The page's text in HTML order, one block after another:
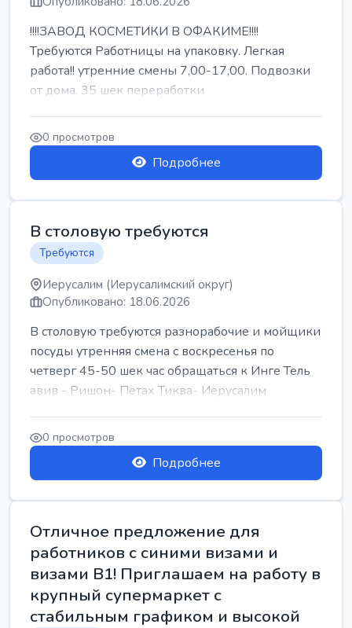
!!!!ЗАВОД КОСМЕТИКИ В ОФАКИМЕ!!!!
Требуются Работницы на упаковку. Легкая
работа!! утренние смены 7,00-17,00. Подвозки
от дома. 35 шек переработки
0 просмотров
Подробнее
В столовую требуются
Требуются
Иерусалим (Иерусалимский округ)
Опубликовано: 18.06.2026
В столовую требуются разнорабочие и мойщики
посуды утренняя смена с воскресенья по
четверг 45-50 шек час обращаться к Инге Тель
авив - Ришон- Петах Тиква- Иерусалим
0 просмотров
Подробнее
Отличное предложение для
работников с синими визами и
визами B1! Приглашаем на работу в
крупный супермаркет с
стабильным графиком и высокой